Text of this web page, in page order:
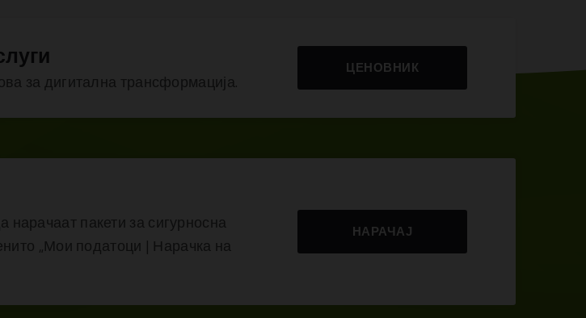
за дигитална трансформација.
ЦЕНОВНИК
нарачаат пакети за сигурносна
„Мои податоци | Нарачка на
НАРАЧАЈ